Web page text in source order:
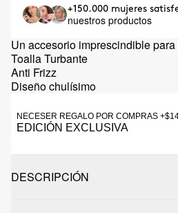
+150.000 mujeres
nuestros productos
Un accesorio imprescindible para
Toalla Turbante
Anti Frizz
Diseño chulísimo
NECESER REGALO POR COMPRAS
EDICIÓN EXCLUSIVA
DESCRIPCIÓN